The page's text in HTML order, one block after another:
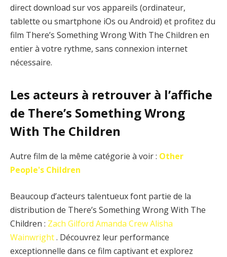
direct download sur vos appareils (ordinateur,
tablette ou smartphone iOs ou Android) et profitez du
film There’s Something Wrong With The Children en
entier à votre rythme, sans connexion internet
nécessaire.
Les acteurs à retrouver à l’affiche
de There’s Something Wrong
With The Children
Autre film de la même catégorie à voir : Other
People's Children
Beaucoup d’acteurs talentueux font partie de la
distribution de There’s Something Wrong With The
Children : Zach Gilford Amanda CrewAlisha
Wainwright. Découvrez leur performance
exceptionnelle dans ce film captivant et explorez